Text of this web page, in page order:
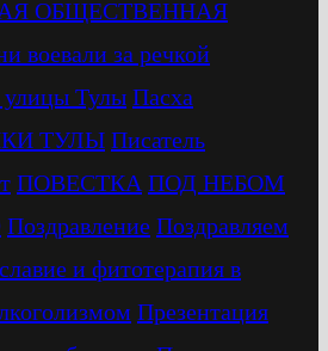
ОБЩЕСТВЕННАЯ
воевали за речкой
Тулы Пасха
ТУЛЫ Писатель
ПОВЕСТКА ПОД НЕБОМ
Поздравление Поздравляем
и фитотерапия в
Презентация